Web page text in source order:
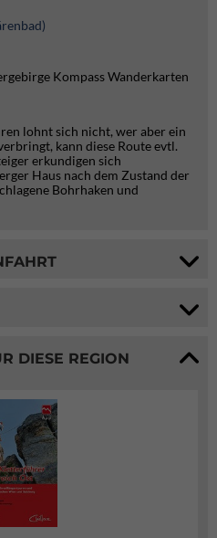
Kompass Wanderkarten
lohnt sich nicht, wer aber ein
kann diese Route evtl.
erkundigen sich
Haus nach dem Zustand der
Bohrhaken und
DIESE REGION